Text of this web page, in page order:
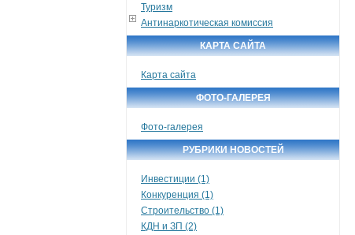
Туризм
Антинаркотическая комиссия
КАРТА САЙТА
Карта сайта
ФОТО-ГАЛЕРЕЯ
Фото-галерея
РУБРИКИ НОВОСТЕЙ
Инвестиции (1)
Конкуренция (1)
Строительство (1)
КДН и ЗП (2)